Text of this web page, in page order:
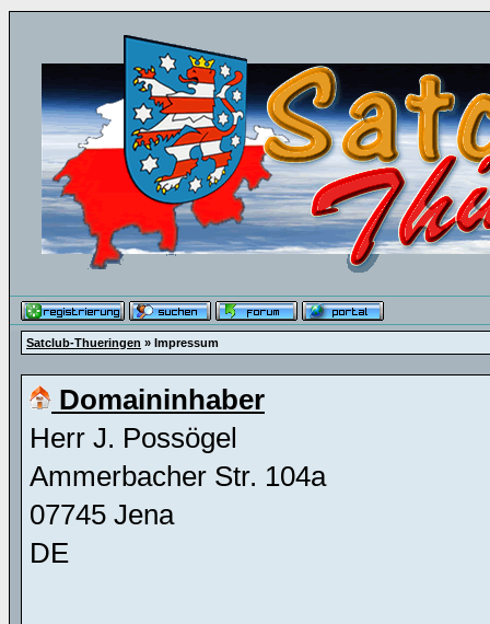
Satclub-Thueringen » Impressum
Domaininhaber
Herr J. Possögel
Ammerbacher Str. 104a
07745 Jena
DE